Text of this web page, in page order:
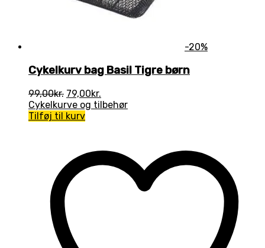
-20%
Cykelkurv bag Basil Tigre børn
99,00kr. Den
oprindelige
pris
79,00kr.
aktuelle
Cykelkurve og tilbehør
Tilføj til kurv